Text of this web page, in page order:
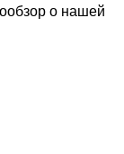
о нашей